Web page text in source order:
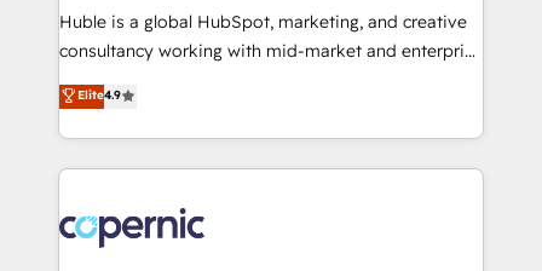
Get your sales team fully using HubSpot • Track
pipeline and revenue across the entire buyer journey
growth • Create content and videos that attract
buyers • Use AI to scale smarter Our coaching-led
lasts. So if you're ready to become the most trusted
voice in your market, let’s talk.
Huble is a global HubSpot, marketing, and creative
consultancy working with mid-market and enterprise
businesses. We go beyond implementation, shaping
the strategy, processes, and teams that turn
HubSpot into a genuine growth engine. Named
HubSpot's Global Partner of the Year in 2024,
worldwide, and with over 15 years in the ecosystem,
Huble has built a track record that speaks for itself.
Elite4.9